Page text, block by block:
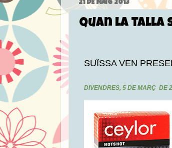
21 DE MAIG 2013
Quan la talla
SUÏSSA VEN
DIVENDRES, 5 DE MARÇ DE